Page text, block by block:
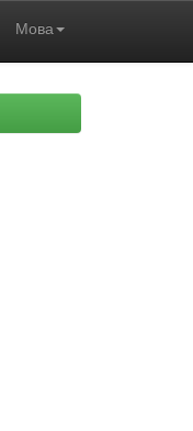
Мова